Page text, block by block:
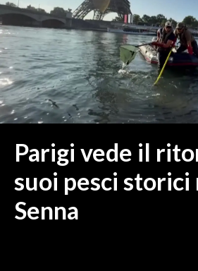
MEDIO CAMPIDANO
ORISTANO E PROVINCIA
SASSARI E PROVINCIA
GALLURA
NUORO E PROVINCIA
OGLIASTRA
CRONACA
ITALIA
MONDO
Parigi vede il
suoi pesci storici
Senna